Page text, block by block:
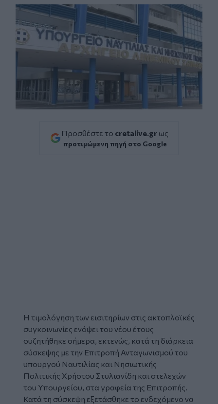
Προσθέστε το cretalive.gr ως
προτιμώμενη πηγή στο Google
Η τιμολόγηση των εισιτηρίων στις ακτοπλοϊκές
συγκοινωνίες ενόψει του νέου έτους
συζητήθηκε σήμερα, εκτενώς, κατά τη διάρκεια
σύσκεψης με την Επιτροπή Ανταγωνισμού του
υπουργού Ναυτιλίας και Νησιωτικής
Πολιτικής Χρήστου Στυλιανίδη και στελεχών
του Υπουργείου, στα γραφεία της Επιτροπής.
Κατά τη σύσκεψη εξετάσθηκε το ενδεχόμενο να